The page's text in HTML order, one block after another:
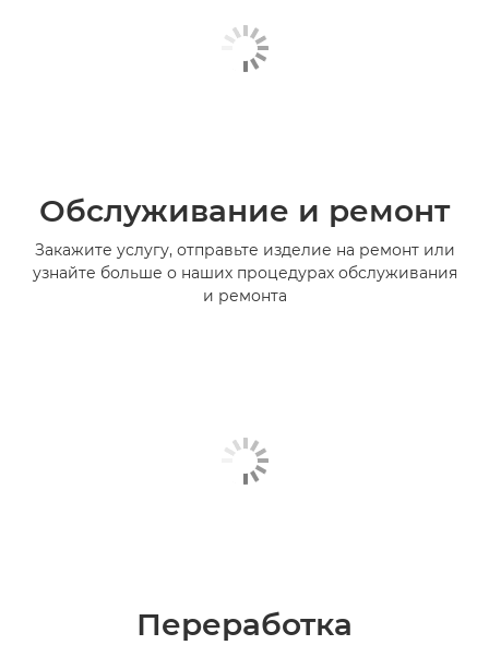
Обслуживание и ремонт
Закажите услугу, отправьте изделие на ремонт или
узнайте больше о наших процедурах обслуживания
и ремонта
Переработка